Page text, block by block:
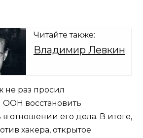
Читайте также:
Владимир Левкин
раз просил
ООН восстановить
отношении его дела. В итоге,
хакера, открытое